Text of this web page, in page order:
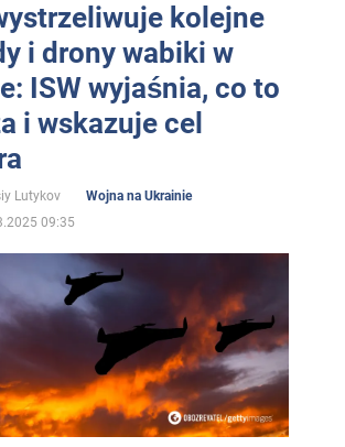
kolejne
i drony wabiki w
ISW wyjaśnia, co to
i wskazuje cel
Lutykov
Wojna na Ukrainie
09:35